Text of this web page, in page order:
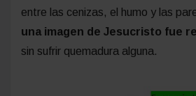
entre las cenizas, el humo y las
una imagen de Jesucristo fue
sin sufrir quemadura alguna.